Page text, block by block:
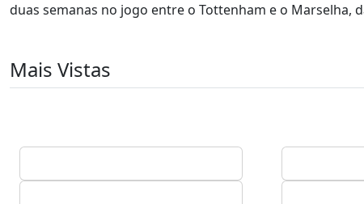
duas semanas no jogo entre o Tottenham e o Marselha,
Mais Vistas